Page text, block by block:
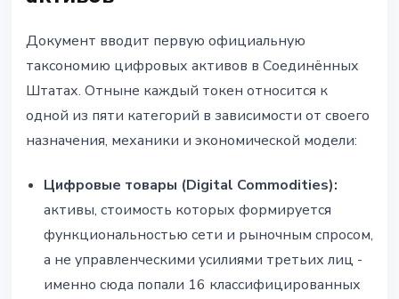
Документ вводит первую официальную
таксономию цифровых активов в Соединённых
Штатах. Отныне каждый токен относится к
одной из пяти категорий в зависимости от своего
назначения, механики и экономической модели:
Цифровые товары (Digital Commodities):
активы, стоимость которых формируется
функциональностью сети и рыночным спросом,
а не управленческими усилиями третьих лиц -
именно сюда попали 16 классифицированных